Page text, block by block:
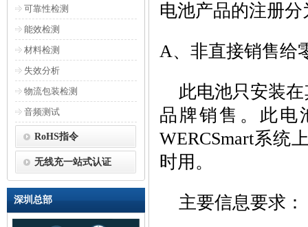
可靠性检测
能效检测
材料检测
失效分析
物流包装检测
音频测试
RoHS指令
无线充一站式认证
深圳总部
电池产品的注册
A、非直接销售给
此电池只安装
品牌销售。此电
WERCSmart系统
时用。
主要信息要求：